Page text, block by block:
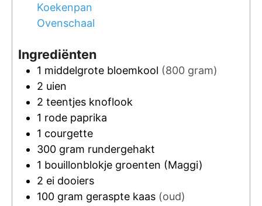
Koekenpan
Ovenschaal
Ingrediënten
1 middelgrote bloemkool (800 gram)
2 uien
2 teentjes knoflook
1 rode paprika
1 courgette
300 gram rundergehakt
1 bouillonblokje groenten (Maggi)
2 ei dooiers
100 gram geraspte kaas (oud)